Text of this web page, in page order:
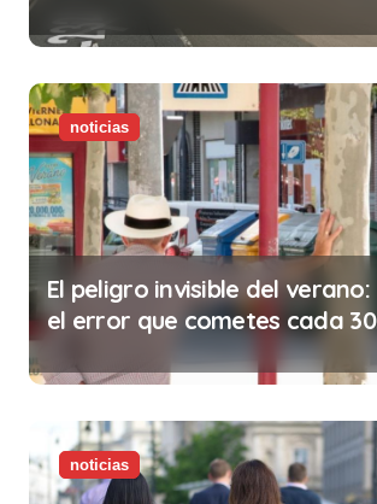
noticias
El peligro invisible del verano:
el error que cometes cada 30
minutos en tu trabajo (y la
ilegalidad que te puede costar
la vida)
noticias